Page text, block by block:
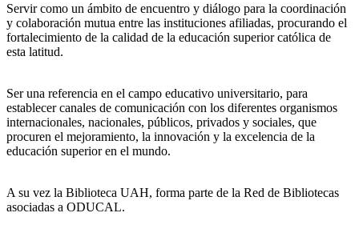
Servir como un ámbito de encuentro y diálogo para la coordinación
y colaboración mutua entre las instituciones afiliadas, procurando el
fortalecimiento de la calidad de la educación superior católica de
esta latitud.
Ser una referencia en el campo educativo universitario, para
establecer canales de comunicación con los diferentes organismos
internacionales, nacionales, públicos, privados y sociales, que
procuren el mejoramiento, la innovación y la excelencia de la
educación superior en el mundo.
A su vez la Biblioteca UAH, forma parte de la Red de Bibliotecas
asociadas a ODUCAL.